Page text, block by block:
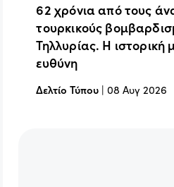
62 χρόνια από τους
τουρκικούς
Τηλλυρίας. Η ιστορική
ευθύνη
Δελτίο Τύπου |08 Αυγ 2026